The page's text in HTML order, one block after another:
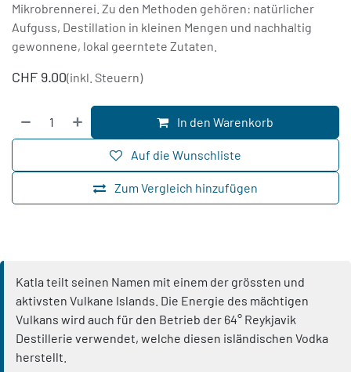
Mikrobrennerei. Zu den Methoden gehören: natürlicher
Aufguss, Destillation in kleinen Mengen und nachhaltig
gewonnene, lokal geerntete Zutaten.
CHF 9.00(inkl. Steuern)
In den Warenkorb
Zum Vergleich hinzufügen
Auf die Wunschliste
Katla teilt seinen Namen mit einem der grössten und
aktivsten Vulkane Islands. Die Energie des mächtigen
Vulkans wird auch für den Betrieb der 64° Reykjavik
Destillerie verwendet, welche diesen isländischen Vodka
herstellt.